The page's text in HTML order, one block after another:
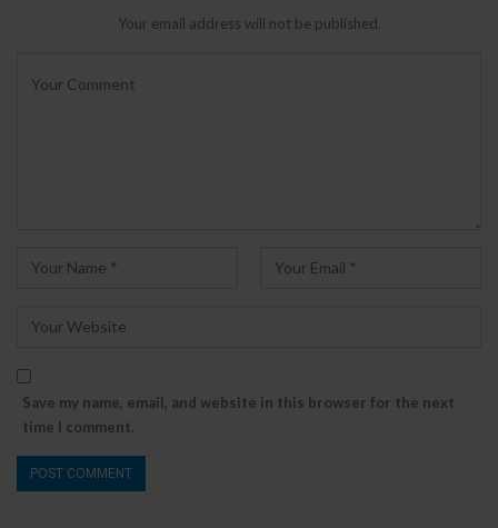
Your email address will not be published.
Save my name, email, and website in this browser for the next
time I comment.